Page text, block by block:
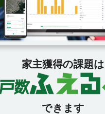
家主獲得の課題は
できます